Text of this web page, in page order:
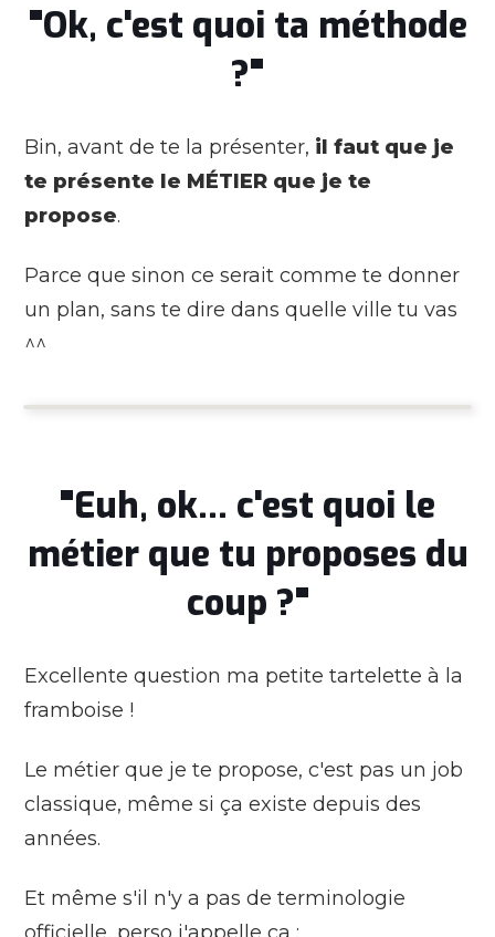
"Ok, c'est quoi ta méthode
?"
Bin, avant de te la présenter, il faut que je
te présente le MÉTIER que je te
propose.
Parce que sinon ce serait comme te donner
un plan, sans te dire dans quelle ville tu vas
^^
"Euh, ok… c'est quoi le
métier que tu proposes du
coup ?"
Excellente question ma petite tartelette à la
framboise !
Le métier que je te propose, c'est pas un job
classique, même si ça existe depuis des
années.
Et même s'il n'y a pas de terminologie